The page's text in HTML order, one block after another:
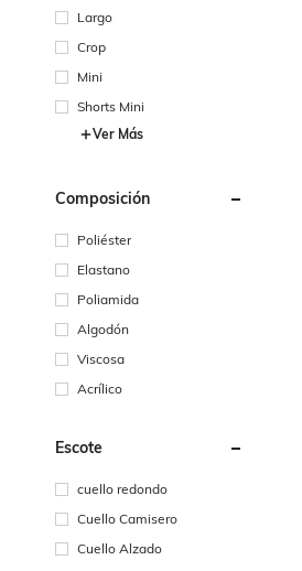
Largo
Crop
Mini
Shorts Mini
Ver Más
Composición
Poliéster
Elastano
Poliamida
Algodón
Viscosa
Acrílico
Escote
cuello redondo
Cuello Camisero
Cuello Alzado